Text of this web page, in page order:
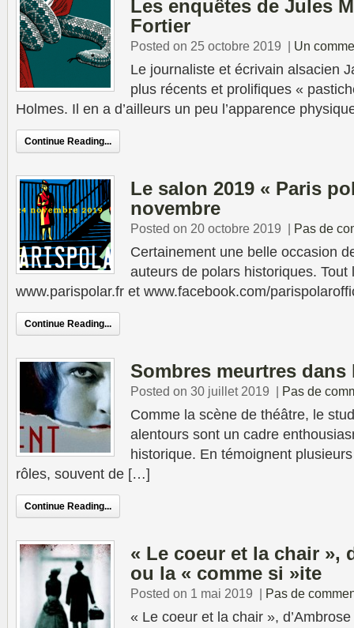
Les enquêtes de Jules
Fortier
Posted on 25 octobre 2019 | Un
Le journaliste et écrivain alsacien
plus récents et prolifiques «
Holmes. Il en a d’ailleurs un peu l’apparence
Continue Reading...
Le salon 2019 « Paris
novembre
Posted on 20 octobre 2019 | Pas de
Certainement une belle occasion
auteurs de polars historiques. Tout
www.parispolar.fr et www.facebook.com/
Continue Reading...
Sombres meurtres dans
Posted on 30 juillet 2019 | Pas de
Comme la scène de théâtre, le
alentours sont un cadre
historique. En témoignent
rôles, souvent de […]
Continue Reading...
« Le coeur et la chair »,
ou la « comme si »ite
Posted on 1 mai 2019 | Pas de
« Le coeur et la chair »,